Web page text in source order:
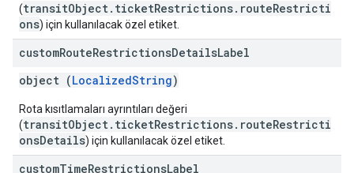
(transitObject.ticketRestrictions.routeRestricti
ons) için kullanılacak özel etiket.
customRouteRestrictionsDetailsLabel
object (LocalizedString)
Rota kısıtlamaları ayrıntıları değeri
(transitObject.ticketRestrictions.routeRestricti
onsDetails) için kullanılacak özel etiket.
customTimeRestrictionsLabel